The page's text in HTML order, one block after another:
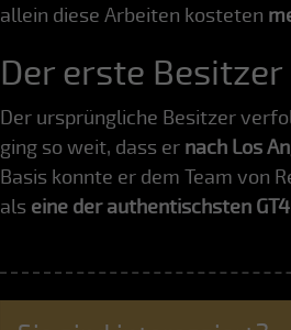
allein diese Arbeiten kosteten
Der erste
Der ursprüngliche Besitzer
ging so weit, dass er nach Los
Basis konnte er dem Team von
als eine der authentischsten